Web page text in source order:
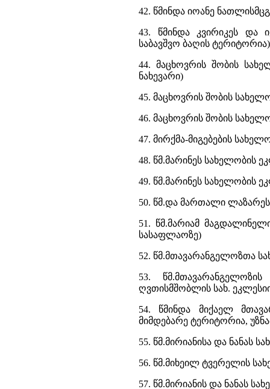
42. წმინდა იოანე
43. წმინდა კვირიკეს და
საბავშვო ბაღის ტერიტორია)
44. მაცხოვრის შობის
ნახევარი)
45. მაცხოვრის შობის
46. მაცხოვრის შობის
47. მირქმა-მიგებების
48. წმ.მარინეს სახელობის
49. წმ.მარინეს სახელობის
50. წმ.და მართალი ლაზარეს
51. წმ.მარიამ
სასაფლაოზე)
52. წმ.მთავარანგელოზთა
53.
ღვთისმშობლის სახ.
54. წმინდა მიქაელ
მიმდებარე ტერიტორია,
55. წმ.მირიანისა და ნანას
56. წმ.მიხეილ ტვერელის
57. წმ.მირიანის და ნანას